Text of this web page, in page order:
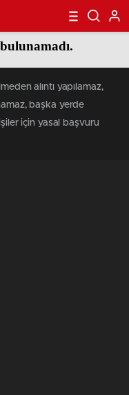
alıntı yapılamaz,
başka yerde
için yasal başvuru